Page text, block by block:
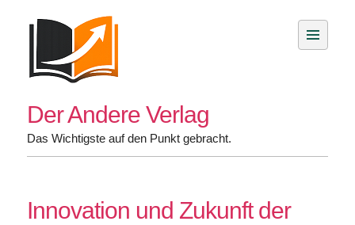
Der Andere Verlag
Das Wichtigste auf den Punkt gebracht.
Innovation und Zukunft der